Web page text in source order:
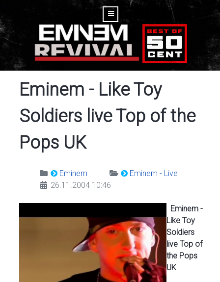
Eminem - Like Toy
Soldiers live Top of the
Pops UK
Eminem
Eminem - Live
26.11.2004 10:46
Eminem -
Like Toy
Soldiers
live Top of
the Pops
UK